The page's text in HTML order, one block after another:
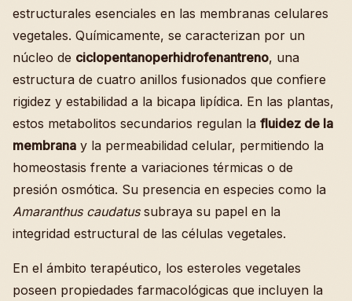
estructurales esenciales en las membranas celulares
vegetales. Químicamente, se caracterizan por un
núcleo de ciclopentanoperhidrofenantreno, una
estructura de cuatro anillos fusionados que confiere
rigidez y estabilidad a la bicapa lipídica. En las plantas,
estos metabolitos secundarios regulan la fluidez de la
membrana y la permeabilidad celular, permitiendo la
homeostasis frente a variaciones térmicas o de
presión osmótica. Su presencia en especies como la
Amaranthus caudatussubraya su papel en la
integridad estructural de las células vegetales.
En el ámbito terapéutico, los esteroles vegetales
poseen propiedades farmacológicas que incluyen la